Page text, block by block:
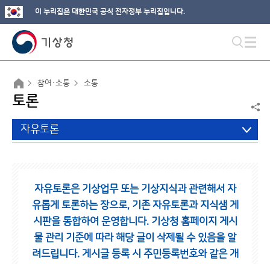
이 누리집은 대한민국 공식 전자정부 누리집입니다.
참여·소통 소통
토론
자유토론
자유토론은 기상업무 또는 기상지식과 관련해서 자
유롭게 토론하는 장으로, 기존 자유토론과 지식샘 게
시판을 통합하여 운영합니다. 기상청 홈페이지 게시
물 관리 기준에 따라 해당 글이 삭제될 수 있음을 알
려드립니다. 게시글 등록 시 주민등록번호와 같은 개